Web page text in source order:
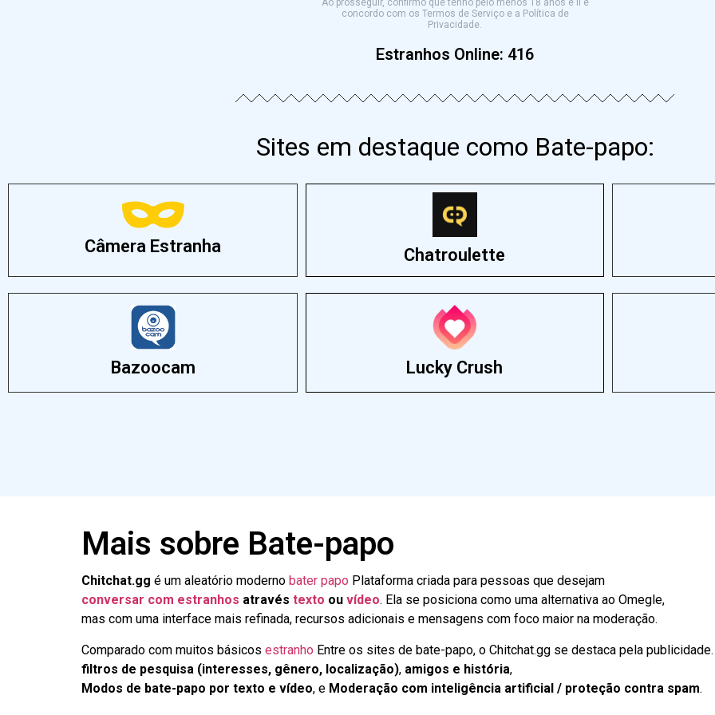
Ao prosseguir, confirmo que tenho pelo menos 18 anos e li e
concordo com os Termos de Serviço e a Política de
Privacidade.
Estranhos Online: 416
Sites em destaque como Bate-papo:
Câmera Estranha Chatroulette
Bazoocam Lucky Crush
Mais sobre Bate-papo
Chitchat.gg é um aleatório moderno bater papo Plataforma criada para pessoas que desejam
conversar com estranhos através texto ou vídeo. Ela se posiciona como uma alternativa ao Omegle,
mas com uma interface mais refinada, recursos adicionais e mensagens com foco maior na moderação.
Comparado com muitos básicos estranho Entre os sites de bate-papo, o Chitchat.gg se destaca pela publicidade.
filtros de pesquisa (interesses, gênero, localização), amigos e história,
Modos de bate-papo por texto e vídeo, e Moderação com inteligência artificial / proteção contra spam.